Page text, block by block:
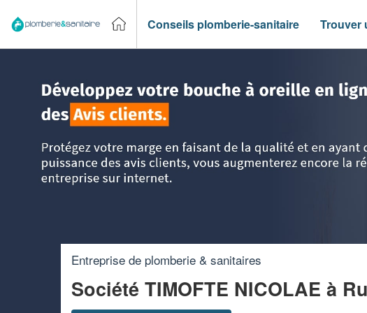
Conseils plomberie-sanitaire Trouver
Entreprise de plomberie & sanitaires
Société TIMOFTE NICOLAE à